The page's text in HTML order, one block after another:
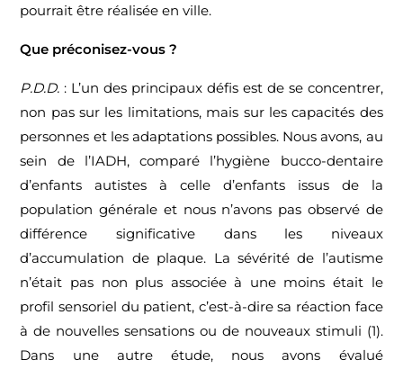
pourrait être réalisée en ville.
Que préconisez-vous ?
P.D.D. : L’un des principaux défis est de se concentrer,
non pas sur les limitations, mais sur les capacités des
personnes et les adaptations possibles. Nous avons, au
sein de l’IADH, comparé l’hygiène bucco-dentaire
d’enfants autistes à celle d’enfants issus de la
population générale et nous n’avons pas observé de
différence significative dans les niveaux
d’accumulation de plaque. La sévérité de l’autisme
n’était pas non plus associée à une moins était le
profil sensoriel du patient, c’est-à-dire sa réaction face
à de nouvelles sensations ou de nouveaux stimuli (1).
Dans une autre étude, nous avons évalué